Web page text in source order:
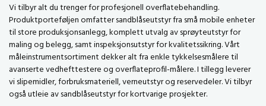
Vi tilbyr alt du trenger for profesjonell overflatebehandling.
Produktporteføljen omfatter sandblåseutstyr fra små mobile enheter
til store produksjonsanlegg, komplett utvalg av sprøyteutstyr for
maling og belegg, samt inspeksjonsutstyr for kvalitetssikring. Vårt
måleinstrumentsortiment dekker alt fra enkle tykkelsesmålere til
avanserte vedhefttestere og overflateprofil-målere. I tillegg leverer
vi slipemidler, forbruksmateriell, verneutstyr og reservedeler. Vi tilbyr
også utleie av sandblåseutstyr for kortvarige prosjekter.